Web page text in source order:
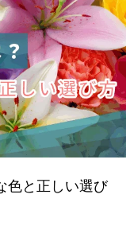
色と正しい選び